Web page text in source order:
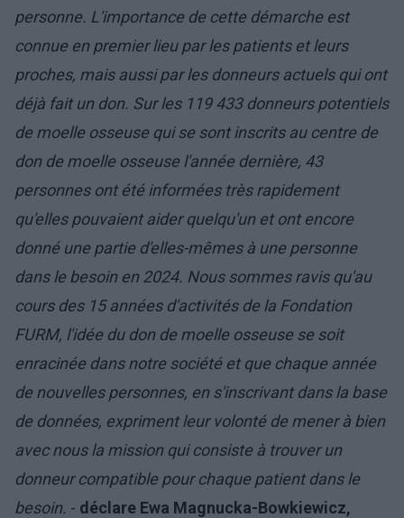
personne. L'importance de cette démarche est
connue en premier lieu par les patients et leurs
proches, mais aussi par les donneurs actuels qui ont
déjà fait un don. Sur les 119 433 donneurs potentiels
de moelle osseuse qui se sont inscrits au centre de
don de moelle osseuse l'année dernière, 43
personnes ont été informées très rapidement
qu'elles pouvaient aider quelqu'un et ont encore
donné une partie d'elles-mêmes à une personne
dans le besoin en 2024. Nous sommes ravis qu'au
cours des 15 années d'activités de la Fondation
FURM, l'idée du don de moelle osseuse se soit
enracinée dans notre société et que chaque année
de nouvelles personnes, en s'inscrivant dans la base
de données, expriment leur volonté de mener à bien
avec nous la mission qui consiste à trouver un
donneur compatible pour chaque patient dans le
besoin. - déclare Ewa Magnucka-Bowkiewicz,